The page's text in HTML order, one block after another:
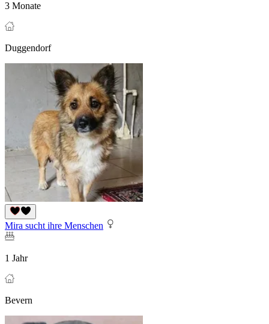
3 Monate
Duggendorf
Mira sucht ihre Menschen
1 Jahr
Bevern